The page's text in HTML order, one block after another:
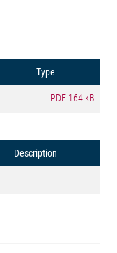
Type
PDF 164 kB
Description